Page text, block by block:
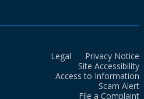
Legal
Privacy Notice
Site Accessibility
Access to Information
Scam Alert
File a Complaint